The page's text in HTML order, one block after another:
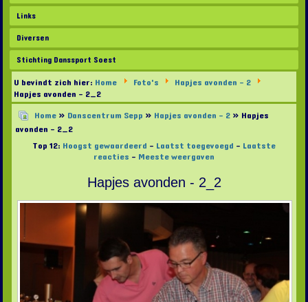
Links
Diversen
Stichting Danssport Soest
U bevindt zich hier: Home Foto's Hapjes avonden - 2
Hapjes avonden - 2_2
Home» Danscentrum Sepp » Hapjes avonden - 2» Hapjes
avonden - 2_2
Top 12: Hoogst gewaardeerd - Laatst toegevoegd - Laatste
reacties - Meeste weergaven
Hapjes avonden - 2_2